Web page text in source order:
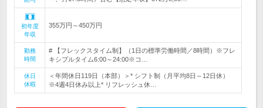
初年度
年収
355万円～450万円
勤務
時間
# 【フレックスタイム制】（1日の標準労働時間／8時間）※フレ
キシブルタイム6:00～24:00※コ…
休日
休暇
＜年間休日119日（本部）＞* シフト制（月平均8日～12日休）
※4週4日休み以上* リフレッシュ休…